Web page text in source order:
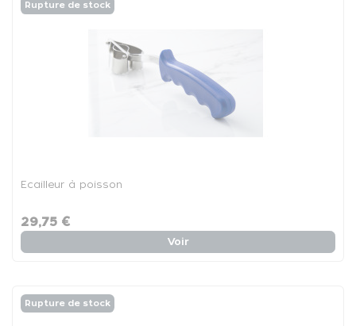
Rupture de stock
Ecailleur à poisson
29,75 €
Voir
Rupture de stock